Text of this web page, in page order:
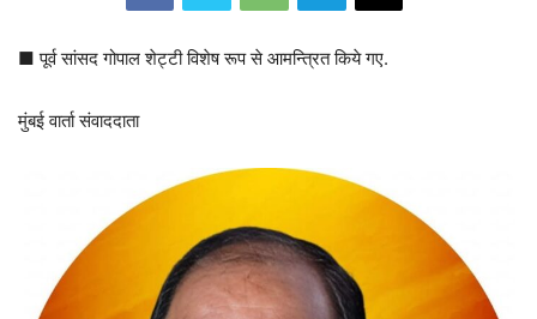
■ पूर्व सांसद गोपाल शेट्टी विशेष रूप से आमन्त्रित किये गए.
मुंबई वार्ता संवाददाता